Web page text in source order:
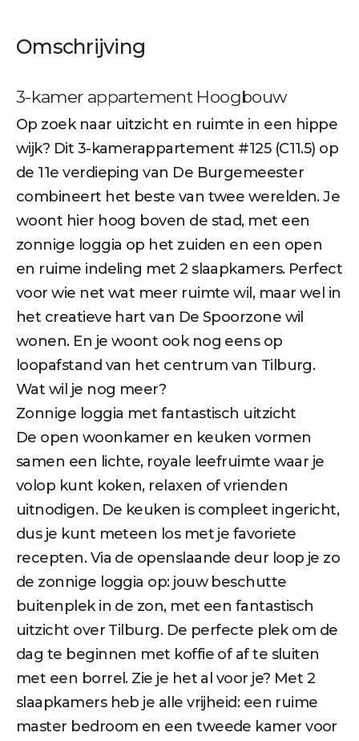
Omschrijving
3-kamer appartement Hoogbouw
Op zoek naar uitzicht en ruimte in een hippe
wijk? Dit 3-kamerappartement #125 (C11.5) op
de 11e verdieping van De Burgemeester
combineert het beste van twee werelden. Je
woont hier hoog boven de stad, met een
zonnige loggia op het zuiden en een open
en ruime indeling met 2 slaapkamers. Perfect
voor wie net wat meer ruimte wil, maar wel in
het creatieve hart van De Spoorzone wil
wonen. En je woont ook nog eens op
loopafstand van het centrum van Tilburg.
Wat wil je nog meer?
Zonnige loggia met fantastisch uitzicht
De open woonkamer en keuken vormen
samen een lichte, royale leefruimte waar je
volop kunt koken, relaxen of vrienden
uitnodigen. De keuken is compleet ingericht,
dus je kunt meteen los met je favoriete
recepten. Via de openslaande deur loop je zo
de zonnige loggia op: jouw beschutte
buitenplek in de zon, met een fantastisch
uitzicht over Tilburg. De perfecte plek om de
dag te beginnen met koffie of af te sluiten
met een borrel. Zie je het al voor je? Met 2
slaapkamers heb je alle vrijheid: een ruime
master bedroom en een tweede kamer voor